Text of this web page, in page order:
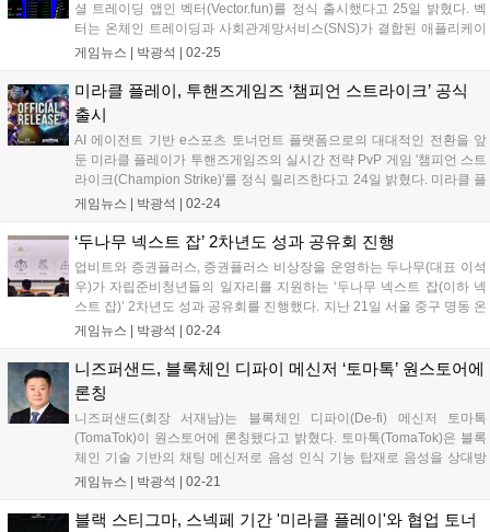
셜 트레이딩 앱인 벡터(Vector.fun)를 정식 출시했다고 25일 밝혔다. 벡
터는 온체인 트레이딩과 사회관계망서비스(SNS)가 결합된 애플리케이
션(앱)이다. 지난해 11월 프라이빗 테스터(특정 이용자)를 대상으로 베
게임뉴스 | 박광석 02-25
미라클 플레이, 투핸즈게임즈 ‘챔피언 스트라이크’ 공식
출시
AI 에이전트 기반 e스포츠 토너먼트 플랫폼으로의 대대적인 전환을 앞
둔 미라클 플레이가 투핸즈게임즈의 실시간 전략 PvP 게임 '챔피언 스트
라이크(Champion Strike)'를 정식 릴리즈한다고 24일 밝혔다. 미라클 플
레이(Miracle Play)는 누적 토너먼트 참여자 118만 명 돌파, 총상금 34만
게임뉴스 | 박광석 02-24
‘두나무 넥스트 잡’ 2차년도 성과 공유회 진행
업비트와 증권플러스, 증권플러스 비상장을 운영하는 두나무(대표 이석
우)가 자립준비청년들의 일자리를 지원하는 ‘두나무 넥스트 잡(이하 넥
스트 잡)’ 2차년도 성과 공유회를 진행했다. 지난 21일 서울 중구 명동 온
드림 소사이어티에서 열린 넥스트 잡 성과 공유회에는 인턴십에 참여한
께 했다...
게임뉴스 | 박광석 02-24
니즈퍼샌드, 블록체인 디파이 메신저 ‘토마톡’ 원스토어에
론칭
니즈퍼샌드(회장 서재남)는 블록체인 디파이(De-fi) 메신저 토마톡
(TomaTok)이 원스토어에 론칭됐다고 밝혔다. 토마톡(TomaTok)은 블록
체인 기술 기반의 채팅 메신저로 음성 인식 기능 탑재로 음성을 상대방
언어의 텍스트로 전환하여 실시간 대화가 가능하다. 또 자신의 모국어로
고,...
게임뉴스 | 박광석 02-21
블랙 스티그마, 스넥페 기간 '미라클 플레이'와 협업 토너